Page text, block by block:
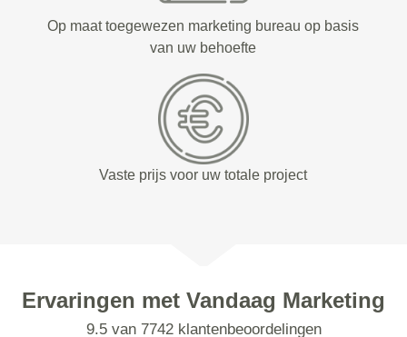
Op maat toegewezen marketing bureau op basis
van uw behoefte
Vaste prijs voor uw totale project
Ervaringen met Vandaag Marketing
9.5 van 7742 klantenbeoordelingen